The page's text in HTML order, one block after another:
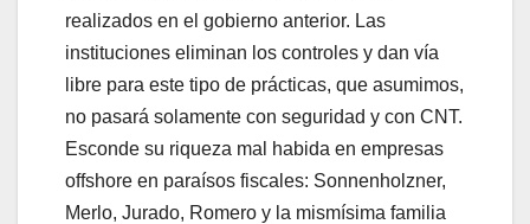
realizados en el gobierno anterior. Las
instituciones eliminan los controles y dan vía
libre para este tipo de prácticas, que asumimos,
no pasará solamente con seguridad y con CNT.
Esconde su riqueza mal habida en empresas
offshore en paraísos fiscales: Sonnenholzner,
Merlo, Jurado, Romero y la mismísima familia